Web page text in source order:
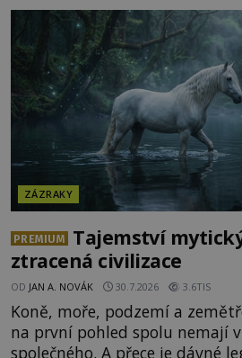
Měšťané pozorují konání
nesmrtelnou legendou již
ZÁZRAKY
PREMIUM
Tajemství
ztracená civilizace
OD JAN A. NOVÁK 30.7.2026 3.6TIS
Koně, moře, podzemí a
na první pohled spolu nemají
společného. A přece je dávné